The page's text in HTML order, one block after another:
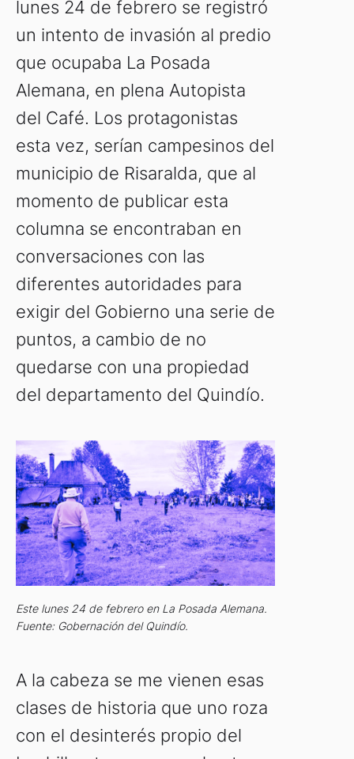
lunes 24 de febrero se registró
un intento de invasión al predio
que ocupaba La Posada
Alemana, en plena Autopista
del Café. Los protagonistas
esta vez, serían campesinos del
municipio de Risaralda, que al
momento de publicar esta
columna se encontraban en
conversaciones con las
diferentes autoridades para
exigir del Gobierno una serie de
puntos, a cambio de no
quedarse con una propiedad
del departamento del Quindío.
Este lunes 24 de febrero en La Posada Alemana.
Fuente: Gobernación del Quindío.
A la cabeza se me vienen esas
clases de historia que uno roza
con el desinterés propio del